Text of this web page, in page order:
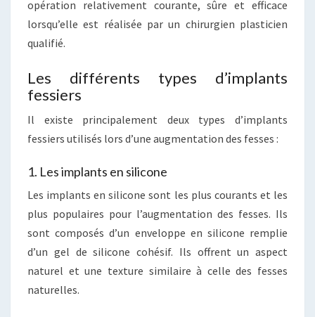
opération relativement courante, sûre et efficace
lorsqu’elle est réalisée par un chirurgien plasticien
qualifié.
Les différents types d’implants
fessiers
Il existe principalement deux types d’implants
fessiers utilisés lors d’une augmentation des fesses :
1. Les implants en silicone
Les implants en silicone sont les plus courants et les
plus populaires pour l’augmentation des fesses. Ils
sont composés d’un enveloppe en silicone remplie
d’un gel de silicone cohésif. Ils offrent un aspect
naturel et une texture similaire à celle des fesses
naturelles.